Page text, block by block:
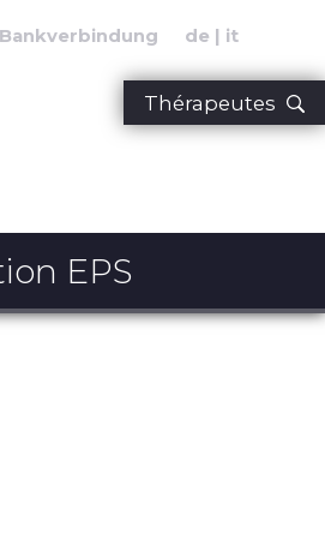
Thérapeutes
Bankverbindung de it
EPS